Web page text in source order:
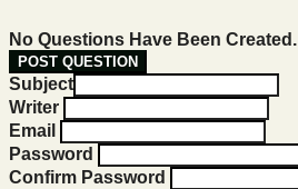
No Questions Have Been Created.
POST QUESTION
Subject
Writer
Email
Password
Confirm Password